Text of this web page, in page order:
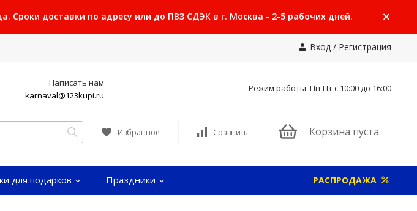
Сроки доставки по адресу или до ПВЗ СДЭК в г. Москва - 2-5 рабочих дней.
Вход / Регистрация
Написать нам
karnaval@123kupi.ru
Режим работы: Пн-Пт с 10:00 до 16:00
Избранное Сравнить Корзина пуста
для подарков Праздники РАСПРОДАЖА